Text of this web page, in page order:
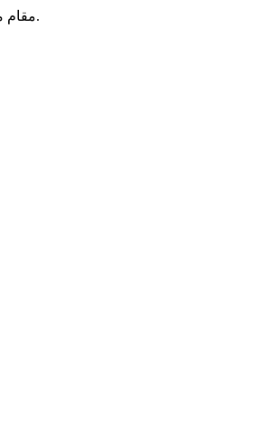
مقام معظم رهبری: در طول تاریخ، رنگ های گوناگون بر سیاست این کشور پهناور سایه افکند؛ اما رنگ ثابت مردم گیلان، رنگ ایمان بود.